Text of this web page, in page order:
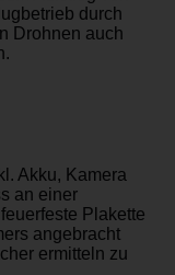
durch
Drohnen auch
Akku, Kamera
an einer
Plakette
angebracht
ermitteln zu